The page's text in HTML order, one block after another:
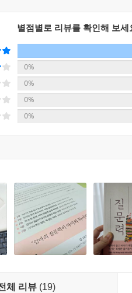
뒤 ‘한 줄 쓰기’를 연습하면
시작해도 좋다. 아이가 부담
자. 그다음 “읽으면서 기분이
된다. 아이가 한 줄이라도 썼다
.
별점별로 리뷰를 확인해 보세
0%
0%
0%
0%
체 리뷰 (19)